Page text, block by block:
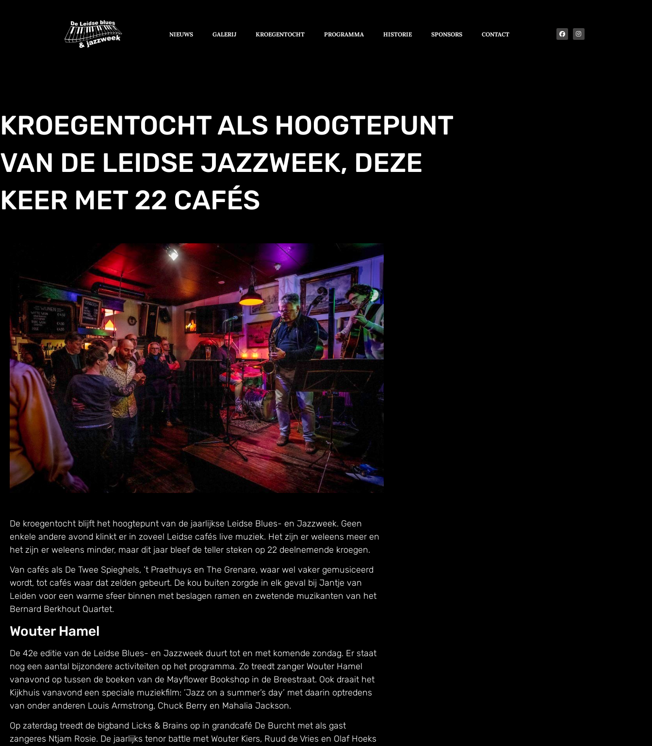
NIEUWS GALERIJ KROEGENTOCHT PROGRAMMA HISTORIE SPONSORS CONTACT
KROEGENTOCHT ALS HOOGTEPUNT
VAN DE LEIDSE JAZZWEEK, DEZE
KEER MET 22 CAFÉS
De kroegentocht blijft het hoogtepunt van de jaarlijkse Leidse Blues- en Jazzweek. Geen
enkele andere avond klinkt er in zoveel Leidse cafés live muziek. Het zijn er weleens meer en
het zijn er weleens minder, maar dit jaar bleef de teller steken op 22 deelnemende kroegen.
Van cafés als De Twee Spieghels, ’t Praethuys en The Grenare, waar wel vaker gemusiceerd
wordt, tot cafés waar dat zelden gebeurt. De kou buiten zorgde in elk geval bij Jantje van
Leiden voor een warme sfeer binnen met beslagen ramen en zwetende muzikanten van het
Bernard Berkhout Quartet.
Wouter Hamel
De 42e editie van de Leidse Blues- en Jazzweek duurt tot en met komende zondag. Er staat
nog een aantal bijzondere activiteiten op het programma. Zo treedt zanger Wouter Hamel
vanavond op tussen de boeken van de Mayflower Bookshop in de Breestraat. Ook draait het
Kijkhuis vanavond een speciale muziekfilm: ’Jazz on a summer’s day’ met daarin optredens
van onder anderen Louis Armstrong, Chuck Berry en Mahalia Jackson.
Op zaterdag treedt de bigband Licks & Brains op in grandcafé De Burcht met als gast
zangeres Ntjam Rosie. De jaarlijks tenor battle met Wouter Kiers, Ruud de Vries en Olaf Hoeks